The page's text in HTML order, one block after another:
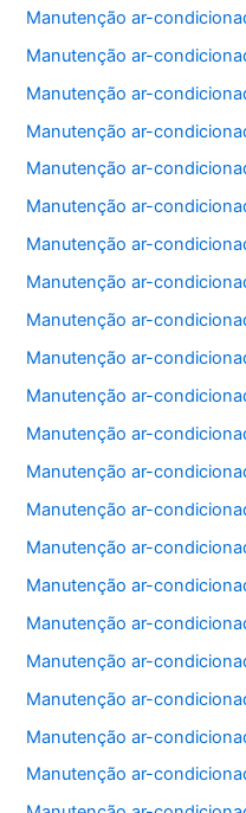
Manutenção ar-
Manutenção ar-
Manutenção ar-
Manutenção ar-
Manutenção ar-
Manutenção ar-
Manutenção ar-
Manutenção ar-
Manutenção ar-
Manutenção ar-
Manutenção ar-
Manutenção ar-
Manutenção ar-
Manutenção ar-
Manutenção ar-
Manutenção ar-
Manutenção ar-
Manutenção ar-
Manutenção ar-
Manutenção ar-
Manutenção ar-